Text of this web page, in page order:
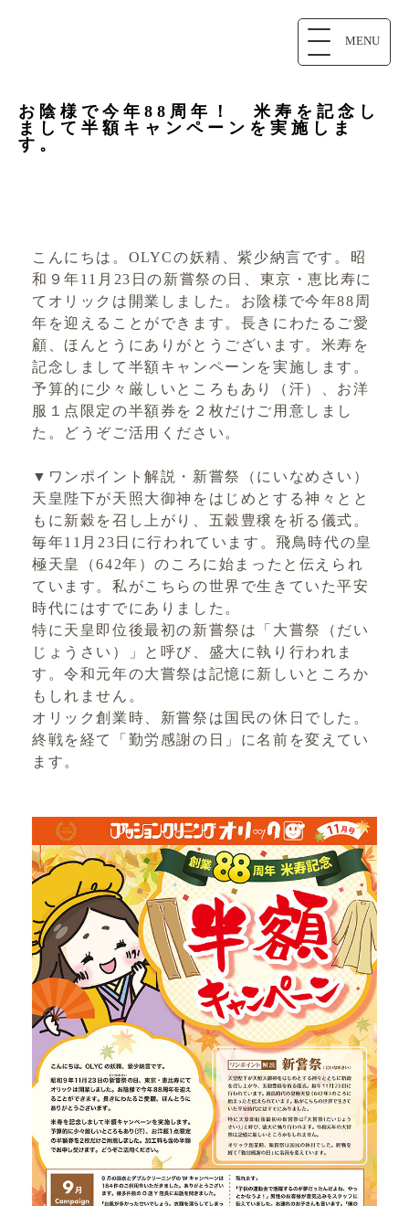
MENU
お陰様で今年88周年！ 米寿を記念し
まして半額キャンペーンを実施しま
す。
こんにちは。OLYCの妖精、紫少納言です。昭
和９年11月23日の新嘗祭の日、東京・恵比寿に
てオリックは開業しました。お陰様で今年88周
年を迎えることができます。長きにわたるご愛
顧、ほんとうにありがとうございます。米寿を
記念しまして半額キャンペーンを実施します。
予算的に少々厳しいところもあり（汗）、お洋
服１点限定の半額券を２枚だけご用意しまし
た。どうぞご活用ください。
▼ワンポイント解説・新嘗祭（にいなめさい）
天皇陛下が天照大御神をはじめとする神々とと
もに新穀を召し上がり、五穀豊穣を祈る儀式。
毎年11月23日に行われています。飛鳥時代の皇
極天皇（642年）のころに始まったと伝えられ
ています。私がこちらの世界で生きていた平安
時代にはすでにありました。
特に天皇即位後最初の新嘗祭は「大嘗祭（だい
じょうさい）」と呼び、盛大に執り行われま
す。令和元年の大嘗祭は記憶に新しいところか
もしれません。
オリック創業時、新嘗祭は国民の休日でした。
終戦を経て「勤労感謝の日」に名前を変えてい
ます。